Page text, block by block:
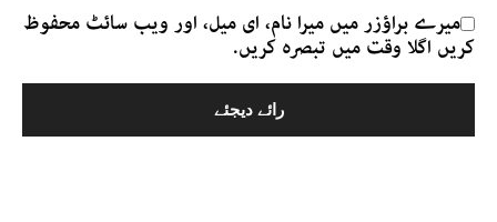
میرے براؤزر میں میرا نام، ای میل، اور ویب سائٹ محفوظ
کریں اگلا وقت میں تبصرہ کریں.